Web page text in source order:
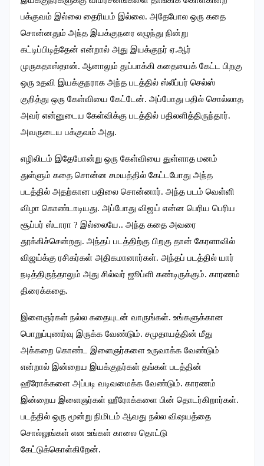
பக்குவம் இல்லை தைரியம் இல்லை. அதேபோல ஒரு கதை
சொன்னதும் அந்த இயக்குநரை எழுந்து நின்று
கட்டிப்பிடித்தேன் என்றால் அது இயக்குநர் ஏ.ஆர்
முருகதாஸ்தான். ஆனாலும் துப்பாக்கி கதையைக் கேட்ட பிறகு
ஒரு உதவி இயக்குநராக அந்த படத்தில் ஸ்லீப்பர் செல்ஸ்
குறித்து ஒரு கேள்வியை கேட்டேன். அப்போது பதில் சொல்லாத
அவர் என்னுடைய கேள்விக்கு படத்தில் பதிலளித்திருந்தார்.
அவருடைய பக்குவம் அது.
எழிலிடம் இதேபோன்று ஒரு கேள்வியை துள்ளாத மனம்
துள்ளும் கதை சொன்ன சமயத்தில் கேட்டபோது அந்த
படத்தில் அதற்கான பதிலை சொன்னார். அந்த படம் வெள்ளி
விழா கொண்டாடியது. அப்போது விஜய் என்ன பெரிய பெரிய
சூப்பர் ஸ்டாரா ? இல்லையே.. அந்த கதை அவரை
தூக்கிச்சென்றது. அந்தப் படத்திற்கு பிறகு தான் கேரளாவில்
விஜய்க்கு ரசிகர்கள் அதிகமானார்கள். அந்தப் படத்தில் யார்
நடித்திருந்தாலும் அது சில்வர் ஜூப்ளி கண்டிருக்கும். காரணம்
திரைக்கதை.
இளைஞர்கள் நல்ல கதையுடன் வாருங்கள். உங்களுக்கான
பொறுப்புணர்வு இருக்க வேண்டும். சமுதாயத்தின் மீது
அக்கறை கொண்ட இளைஞர்களை உருவாக்க வேண்டும்
என்றால் இன்றைய இயக்குநர்கள் தங்கள் படத்தின்
ஹீரோக்களை அப்படி வடிவமைக்க வேண்டும். காரணம்
இன்றைய இளைஞர்கள் ஹீரோக்களை பின் தொடர்கிறார்கள்.
படத்தில் ஒரு மூன்று நிமிடம் ஆவது நல்ல விஷயத்தை
சொல்லுங்கள் என உங்கள் காலை தொட்டு
கேட்டுக்கொள்கிறேன்.